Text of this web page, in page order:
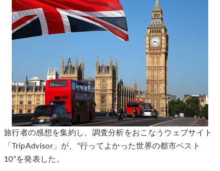
旅行者の感想を集約し、調査分析をおこなうウェブサイト
「TripAdvisor」が、“行ってよかった世界の都市ベスト
10”を発表した。